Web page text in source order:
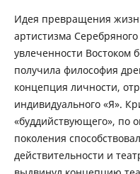
Идея превращения
артистизма
увлеченности Востоком
получила философия
концепция личности,
индивидуального «Я».
«буддийствующего», по
поколения
действительности и